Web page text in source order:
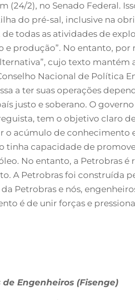
(24/2), no Senado Federal.
do pré-sal, inclusive na
todas as atividades de
e produção”. No entanto,
cujo texto mantém
Nacional de Política
a ter suas operações
justo e soberano. O
tem o objetivo claro
o acúmulo de
tinha capacidade de
No entanto, a Petrobras
A Petrobras foi construída
Petrobras e nós,
é de unir forças e
Engenheiros (Fisenge)